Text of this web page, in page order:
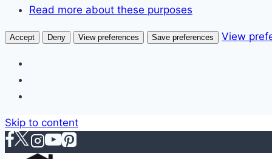
Read more about these purposes
Accept Deny View preferences Save preferences View
Skip to content